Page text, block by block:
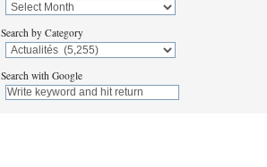
Search by Category
Search with Google